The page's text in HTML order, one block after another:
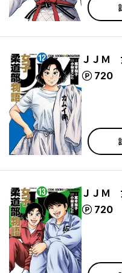
ＪＪＭ
720
ポイント
ＪＪＭ
720
ポイント